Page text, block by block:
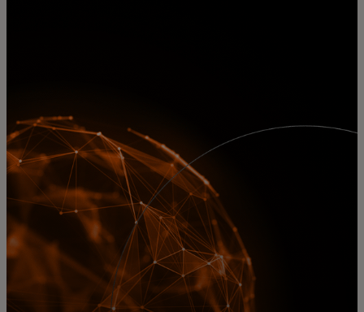
Dành cho thế giới
Dành cho nhà đổi mới
Tin tức và xu hướng